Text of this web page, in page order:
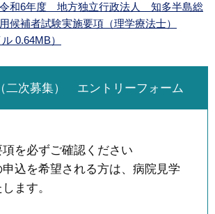
令和6年度 地方独立行政法人 知多半島総
候補者試験実施要項（理学療法士）
0.64MB）
二次募集） エントリーフォーム
を必ずご確認ください
込を希望される方は、病院見学
ます。